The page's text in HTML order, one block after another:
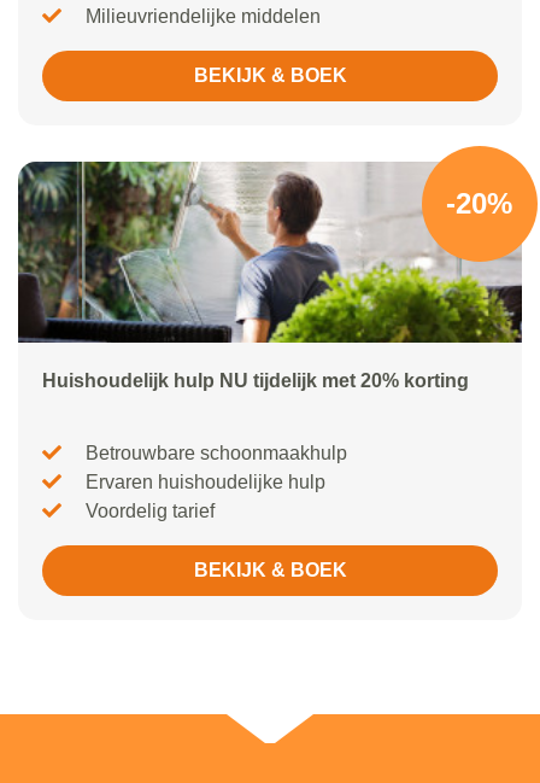
Milieuvriendelijke middelen
BEKIJK & BOEK
-20%
Huishoudelijk hulp NU tijdelijk met 20% korting
Betrouwbare schoonmaakhulp
Ervaren huishoudelijke hulp
Voordelig tarief
BEKIJK & BOEK